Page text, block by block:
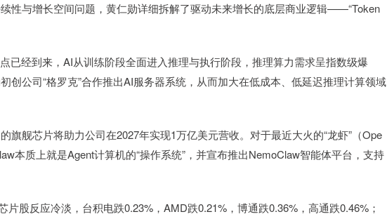
性与增长空间问题，黄仁勋详细拆解了驱动未来增长的底层商业逻辑——“Token
经到来，AI从训练阶段全面进入推理与执行阶段，推理算力需求呈指数级爆
创公司“格罗克”合作推出AI服务器系统，从而加大在低成本、低延迟推理计算领域
舰芯片将助力公司在2027年实现1万亿美元营收。对于最近大火的“龙虾”（Ope
本质上就是Agent计算机的“操作系统”，并宣布推出NemoClaw智能体平台，支持
股反应冷淡，台积电跌0.23%，AMD跌0.21%，博通跌0.36%，高通跌0.46%；